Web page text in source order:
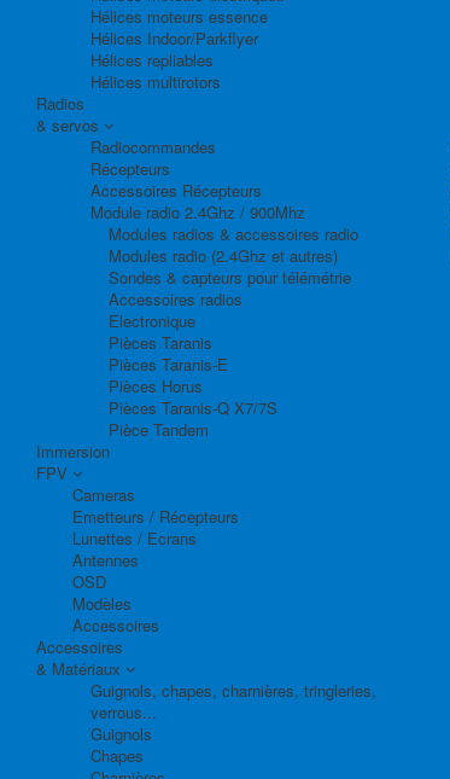
Hélices moteurs essence
Hélices Indoor/Parkflyer
Hélices repliables
Hélices multirotors
Radios
& servos
Radiocommandes
Récepteurs
Accessoires Récepteurs
Module radio 2.4Ghz / 900Mhz
Modules radios & accessoires radio
Modules radio (2.4Ghz et autres)
Sondes & capteurs pour télémétrie
Accessoires radios
Electronique
Pièces Taranis
Pièces Taranis-E
Pièces Horus
Pièces Taranis-Q X7/7S
Pièce Tandem
Immersion
FPV
Cameras
Emetteurs / Récepteurs
Lunettes / Ecrans
Antennes
OSD
Modèles
Accessoires
Accessoires
& Matériaux
Guignols, chapes, charnières, tringleries,
verrous...
Guignols
Chapes